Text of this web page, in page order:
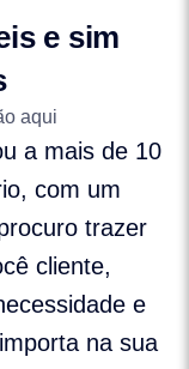
e sim
aqui
a mais de 10
com um
trazer
cliente,
e
na sua